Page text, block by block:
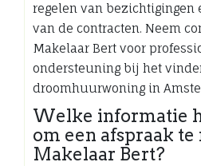
regelen van bezichtigingen
van de contracten. Neem
Makelaar Bert voor
ondersteuning bij het
droomhuurwoning in
Welke informatie
om een afspraak
Makelaar Bert?